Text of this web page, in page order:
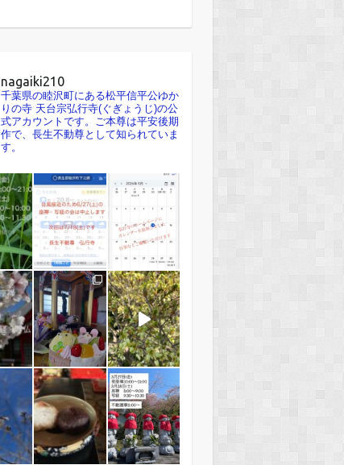
nagaiki210
千葉県の睦沢町にある松平信平公ゆか
りの寺 天台宗弘行寺(ぐぎょうじ)の公
式アカウントです。ご本尊は平安後期
作で、長生不動尊として知られていま
す。